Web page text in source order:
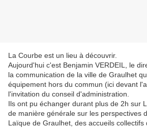
La Courbe est un lieu à découvrir.
Aujourd'hui c'est Benjamin VERDEIL, le
la communication de la ville de Graulhet
équipement hors du commun (ici devant
l'invitation du conseil d'administration.
Ils ont pu échanger durant plus de 2h sur
de manière générale sur les perspectives
Laïque de Graulhet, des accueils collectifs